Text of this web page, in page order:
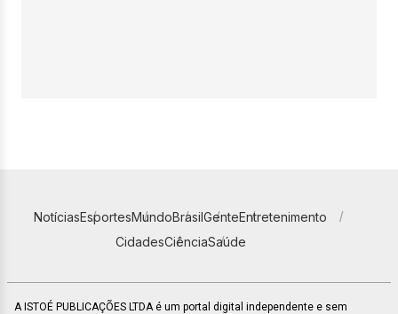
NotíciasEsportesMundoBrasilGenteEntretenimento
CidadesCiênciaSaúde
A ISTOÉ PUBLICAÇÕES LTDA é um portal digital independente e sem